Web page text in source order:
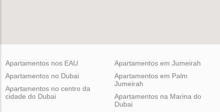
Apartamentos nos EAU
Apartamentos no Dubai
Apartamentos no centro da
cidade do Dubai
Apartamentos em Jumeirah
Apartamentos em Palm
Jumeirah
Apartamentos na Marina do
Dubai